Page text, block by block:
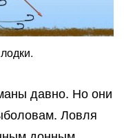
давно. Но они
Ловля